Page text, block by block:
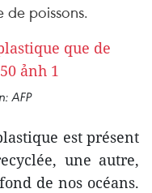
de poissons.
AFP
est présent
une autre,
de nos océans.